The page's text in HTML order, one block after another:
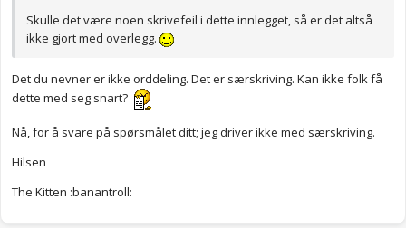
Skulle det være noen skrivefeil i dette innlegget, så er det altså
ikke gjort med overlegg.
Det du nevner er ikke orddeling. Det er særskriving. Kan ikke folk få
dette med seg snart?
Nå, for å svare på spørsmålet ditt; jeg driver ikke med særskriving.
Hilsen
The Kitten :banantroll: